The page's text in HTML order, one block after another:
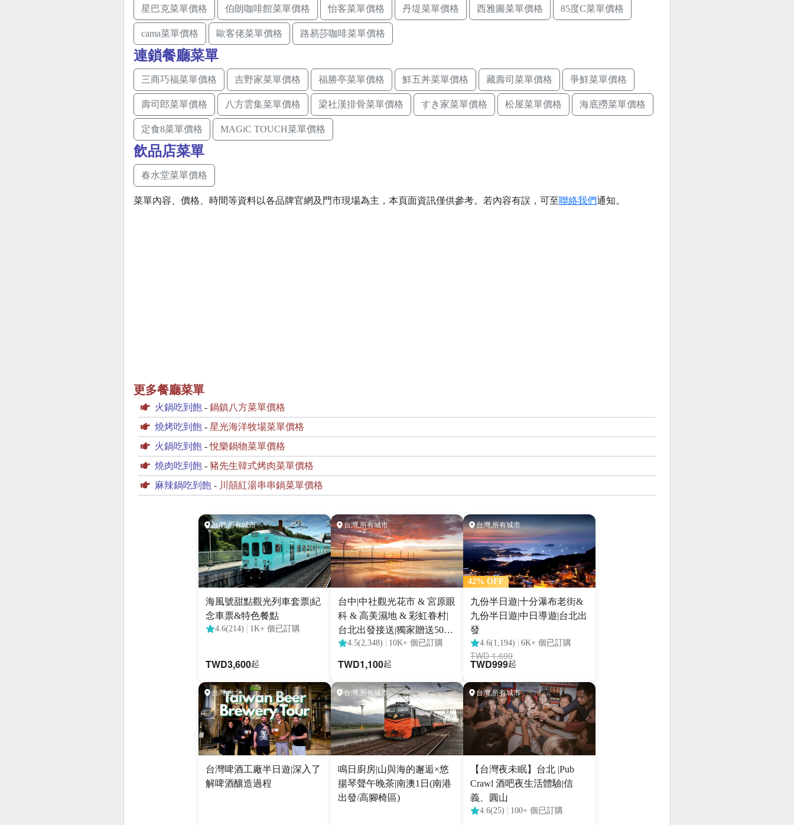
星巴克菜單價格 伯朗咖啡館菜單價格 怡客菜單價格 丹堤菜單價格 西雅圖菜單價格 85度C菜單價格
cama菜單價格 歐客佬菜單價格 路易莎咖啡菜單價格
連鎖餐廳菜單
三商巧福菜單價格 吉野家菜單價格 福勝亭菜單價格 鮮五丼菜單價格 藏壽司菜單價格 爭鮮菜單價格
壽司郎菜單價格 八方雲集菜單價格 梁社漢排骨菜單價格 すき家菜單價格 松屋菜單價格 海底撈菜單價格
定食8菜單價格 MAGiC TOUCH菜單價格
飲品店菜單
春水堂菜單價格
菜單內容、價格、時間等資料以各品牌官網及門市現場為主，本頁面資訊僅供參考。若內容有誤，可至聯絡我們通知。
更多餐廳菜單
火鍋吃到飽 - 鍋鎮八方菜單價格
燒烤吃到飽 - 星光海洋牧場菜單價格
火鍋吃到飽 -悅樂鍋物菜單價格
燒肉吃到飽 - 豬先生韓式烤肉菜單價格
麻辣鍋吃到飽 - 川囍紅湯串串鍋菜單價格